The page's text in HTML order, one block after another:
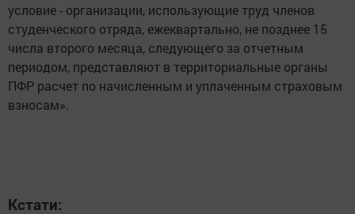
условие - организации, использующие труд членов
студенческого отряда, ежеквартально, не позднее 15
числа второго месяца, следующего за отчетным
периодом, представляют в территориальные органы
ПФР расчет по начисленным и уплаченным страховым
взносам».
Кстати: